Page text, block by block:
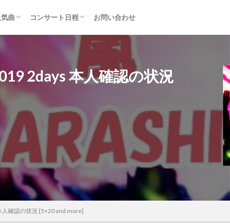
(旧ジャニーズ)
曲
アルバム
コンサート日程
セトリ・まとめ
ライブレポ
カード枠
お問い合わせ
2days 本人確認の状況
確認の状況 [5×20 and more]